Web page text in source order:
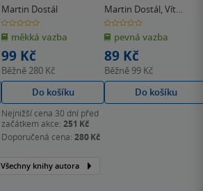
Martin Dostál
0.0
z
5
hvězdiček
měkká vazba
99 Kč
Běžně280 Kč
Do košíku
Nejnižší cena 30 dní před
začátkem akce: 251 Kč
Doporučená cena: 280 Kč
Martin Dostál, Vít
Bouček
0.0
z
5
hvězdiček
pevná vazba
89 Kč
Běžně 99 Kč
Do košíku
Všechny knihy autora